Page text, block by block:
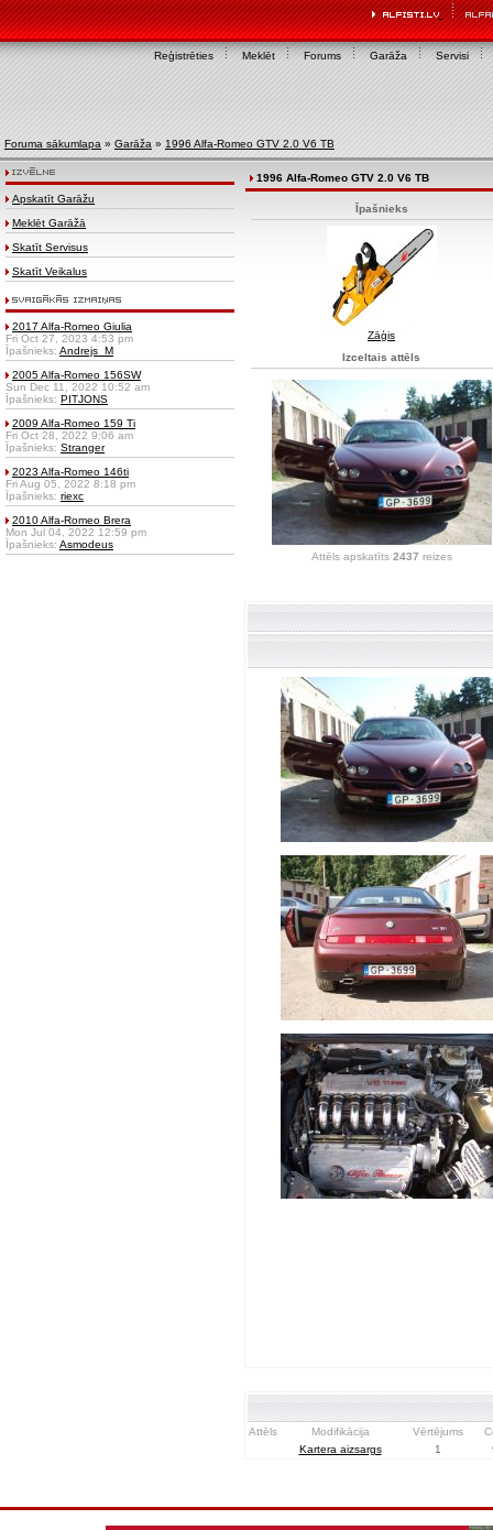
Reģistrēties Meklēt Forums Garāža Servisi
Foruma sākumlapa » Garāža » 1996 Alfa-Romeo GTV 2.0 V6 TB
Apskatīt Garāžu
Meklēt Garāžā
Skatīt Servisus
Skatīt Veikalus
2017 Alfa-Romeo Giulia
Fri Oct 27, 2023 4:53 pm
Īpašnieks: Andrejs_M
2005 Alfa-Romeo 156SW
Sun Dec 11, 2022 10:52 am
Īpašnieks: PITJONS
2009 Alfa-Romeo 159 Ti
Fri Oct 28, 2022 9:06 am
Īpašnieks: Stranger
2023 Alfa-Romeo 146ti
Fri Aug 05, 2022 8:18 pm
Īpašnieks: riexc
2010 Alfa-Romeo Brera
Mon Jul 04, 2022 12:59 pm
Īpašnieks: Asmodeus
1996 Alfa-Romeo GTV 2.0 V6 TB
Īpašnieks
Zāģis
Izceltais attēls
Attēls apskatīts 2437 reizes
Attēls Modifikācija Vērtējums
Kartera aizsargs
1